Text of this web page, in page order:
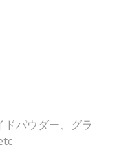
パウダー、グラ